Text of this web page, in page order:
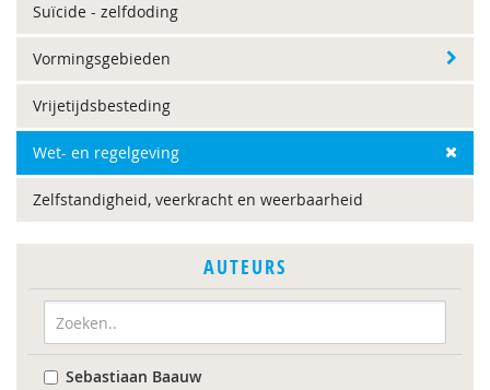
Suïcide - zelfdoding
Vormingsgebieden
Vrijetijdsbesteding
Wet- en regelgeving
Zelfstandigheid, veerkracht en weerbaarheid
AUTEURS
Sebastiaan Baauw